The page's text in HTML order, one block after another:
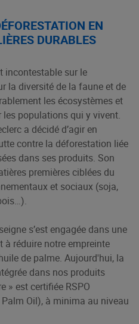
EN
DURABLES
incontestable sur le
la diversité de la faune et de
les écosystèmes et
populations qui y vivent.
a décidé d’agir en
contre la déforestation liée
dans ses produits. Son
premières ciblées du
et sociaux (soja,
s’est engagée dans une
réduire notre empreinte
de palme. Aujourd'hui, la
dans nos produits
» est certifiée RSPO
Oil), à minima au niveau